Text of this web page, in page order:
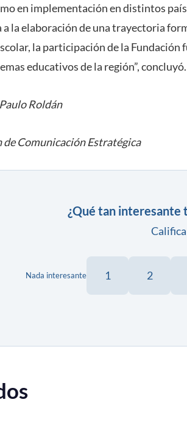
en implementación en distintos
la elaboración de una trayectoria
la participación de la
educativos de la región”, concluyó.
Roldán
de Comunicación Estratégica
¿Qué tan interesante
Nada interesante 1 2